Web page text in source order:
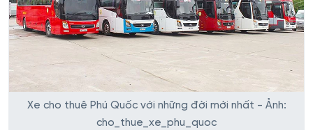
Xe cho thuê Phú Quốc với những đời mới nhất - Ảnh:
cho_thue_xe_phu_quoc